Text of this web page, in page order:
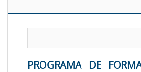
PROGRAMA DE